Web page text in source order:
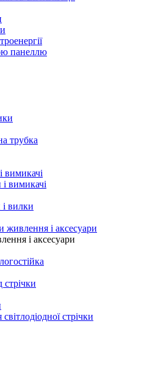
панеллю
трубка
вимикачі
вимикачі
і вилки
живлення і аксесуари
і аксесуари
стрічки